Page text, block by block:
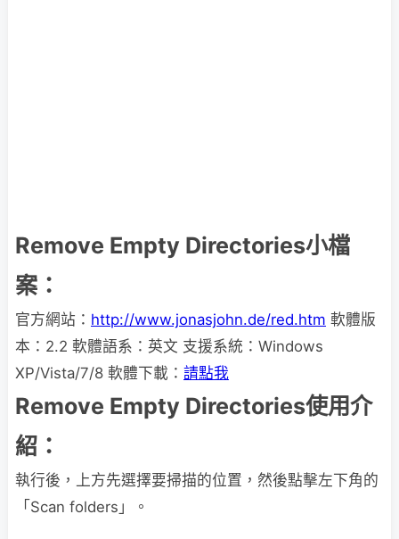
Remove Empty Directories小檔
案：
官方網站： http://www.jonasjohn.de/red.htm 軟體版
本：2.2 軟體語系：英文 支援系統：Windows
XP/Vista/7/8 軟體下載： 請點我
Remove Empty Directories使用介
紹：
執行後，上方先選擇要掃描的位置，然後點擊左下角的
「Scan folders」。